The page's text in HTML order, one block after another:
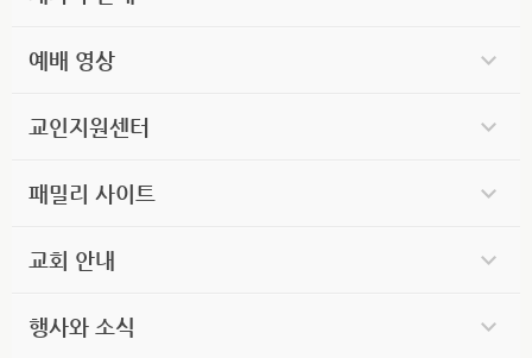
예배 영상
교인지원센터
패밀리 사이트
교회 안내
행사와 소식